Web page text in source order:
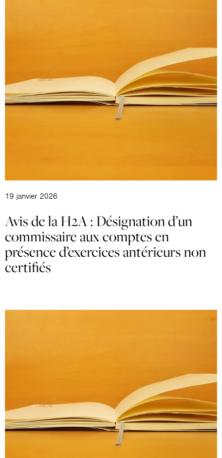
19 janvier 2026
Avis de la H2A : Désignation d’un
commissaire aux comptes en
présence d’exercices antérieurs non
certifiés